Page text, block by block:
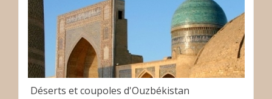
Déserts et coupoles d'Ouzbékistan